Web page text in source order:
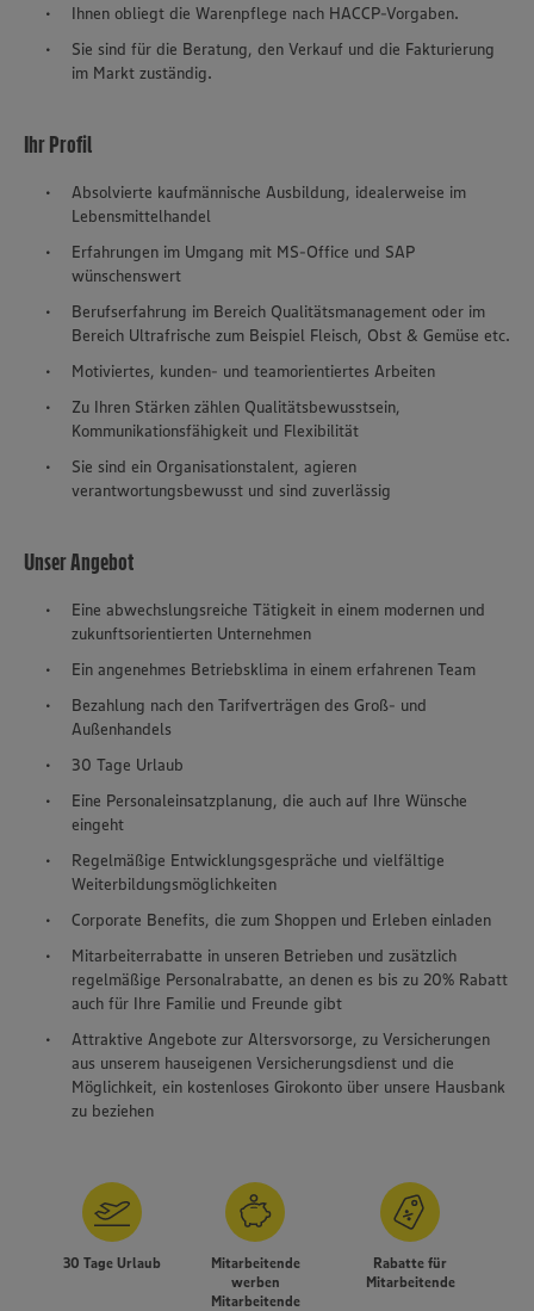
Ihnen obliegt die Warenpflege nach HACCP-Vorgaben.
Sie sind für die Beratung, den Verkauf und die Fakturierung
im Markt zuständig.
Ihr Profil
Absolvierte kaufmännische Ausbildung, idealerweise im
Lebensmittelhandel
Erfahrungen im Umgang mit MS-Office und SAP
wünschenswert
Berufserfahrung im Bereich Qualitätsmanagement oder im
Bereich Ultrafrische zum Beispiel Fleisch, Obst & Gemüse etc.
Motiviertes, kunden- und teamorientiertes Arbeiten
Zu Ihren Stärken zählen Qualitätsbewusstsein,
Kommunikationsfähigkeit und Flexibilität
Sie sind ein Organisationstalent, agieren
verantwortungsbewusst und sind zuverlässig
Unser Angebot
Eine abwechslungsreiche Tätigkeit in einem modernen und
zukunftsorientierten Unternehmen
Ein angenehmes Betriebsklima in einem erfahrenen Team
Bezahlung nach den Tarifverträgen des Groß- und
Außenhandels
30 Tage Urlaub
Eine Personaleinsatzplanung, die auch auf Ihre Wünsche
eingeht
Regelmäßige Entwicklungsgespräche und vielfältige
Weiterbildungsmöglichkeiten
Corporate Benefits, die zum Shoppen und Erleben einladen
Mitarbeiterrabatte in unseren Betrieben und zusätzlich
regelmäßige Personalrabatte, an denen es bis zu 20% Rabatt
auch für Ihre Familie und Freunde gibt
Attraktive Angebote zur Altersvorsorge, zu Versicherungen
aus unserem hauseigenen Versicherungsdienst und die
Möglichkeit, ein kostenloses Girokonto über unsere Hausbank
zu beziehen
30 Tage Urlaub
Mitarbeitende
werben
Mitarbeitende
Rabatte für
Mitarbeitende